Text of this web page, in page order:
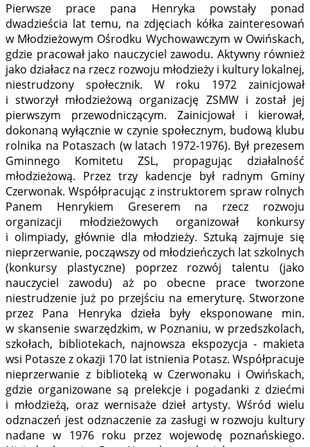
Pierwsze prace pana Henryka powstały ponad
dwadzieścia lat temu, na zdjęciach kółka zainteresowań
w Młodzieżowym Ośrodku Wychowawczym w Owińskach,
gdzie pracował jako nauczyciel zawodu. Aktywny również
jako działacz na rzecz rozwoju młodzieży i kultury lokalnej,
niestrudzony społecznik. W roku 1972 zainicjował
i stworzył młodzieżową organizację ZSMW i został jej
pierwszym przewodniczącym. Zainicjował i kierował,
dokonaną wyłącznie w czynie społecznym, budową klubu
rolnika na Potaszach (w latach 1972-1976). Był prezesem
Gminnego Komitetu ZSL, propagując działalność
młodzieżową. Przez trzy kadencje był radnym Gminy
Czerwonak. Współpracując z instruktorem spraw rolnych
Panem Henrykiem Greserem na rzecz rozwoju
organizacji młodzieżowych organizował konkursy
i olimpiady, głównie dla młodzieży. Sztuką zajmuje się
nieprzerwanie, począwszy od młodzieńczych lat szkolnych
(konkursy plastyczne) poprzez rozwój talentu (jako
nauczyciel zawodu) aż po obecne prace tworzone
niestrudzenie już po przejściu na emeryturę. Stworzone
przez Pana Henryka dzieła były eksponowane min.
w skansenie swarzędzkim, w Poznaniu, w przedszkolach,
szkołach, bibliotekach, najnowsza ekspozycja - makieta
wsi Potasze z okazji 170 lat istnienia Potasz. Współpracuje
nieprzerwanie z biblioteką w Czerwonaku i Owińskach,
gdzie organizowane są prelekcje i pogadanki z dziećmi
i młodzieżą, oraz wernisaże dzieł artysty. Wśród wielu
odznaczeń jest odznaczenie za zasługi w rozwoju kultury
nadane w 1976 roku przez wojewodę poznańskiego.